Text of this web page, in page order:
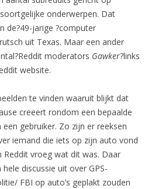
onderwerpen. Dat
de?49-jarige ?computer
uit Texas. Maar een ander
moderators Gawker?links
website.
te vinden waaruit blijkt dat
creeert rondom een bepaalde
gebruiker. Zo zijn er reeksen
iemand die iets op zijn auto vond
Reddit vroeg wat dit was. Daar
discussie uit over GPS-
FBI op auto’s geplakt zouden